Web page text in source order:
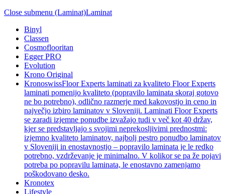
Close submenu (Laminat)Laminat
Binyl
Classen
Cosmoflooritan
Egger PRO
Evolution
Krono Original
KronoswissFloor Experts laminati za kvaliteto Floor Experts
laminati pomenijo kvaliteto (popravilo laminata skoraj gotovo
ne bo potrebno), odlično razmerje med kakovostjo in ceno in
največjo izbiro laminatov v Sloveniji. Laminati Floor Experts
se zaradi izjemne ponudbe izvažajo tudi v več kot 40 držav,
kjer se predstavljajo s svojimi neprekosljivimi prednostmi:
izjemno kvaliteto laminatov, najbolj pestro ponudbo laminatov
v Sloveniji in enostavnostjo – popravilo laminata je le redko
potrebno, vzdrževanje je minimalno. V kolikor se pa že pojavi
potreba po popravilu laminata, le enostavno zamenjamo
poškodovano desko.
Kronotex
Lifestyle